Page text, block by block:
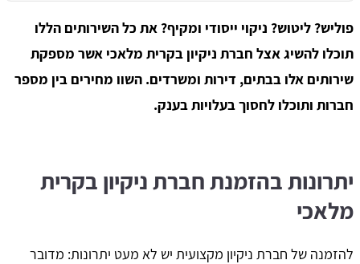
פוליש? ליטוש? ניקוי ייסודי ומקיף? את כל השירותים הללו
תוכלו להשיג אצל חברת ניקיון בקרית מלאכי אשר מספקת
שירותים אלו בבתים, דירות ומשרדים. השוו מחירים בין מספר
חברות ותוכלו לחסוך בעלויות בענק.
יתרונות בהזמנת חברת ניקיון בקרית
מלאכי
להזמנה של חברת ניקיון מקצועית יש לא מעט יתרונות: מדובר